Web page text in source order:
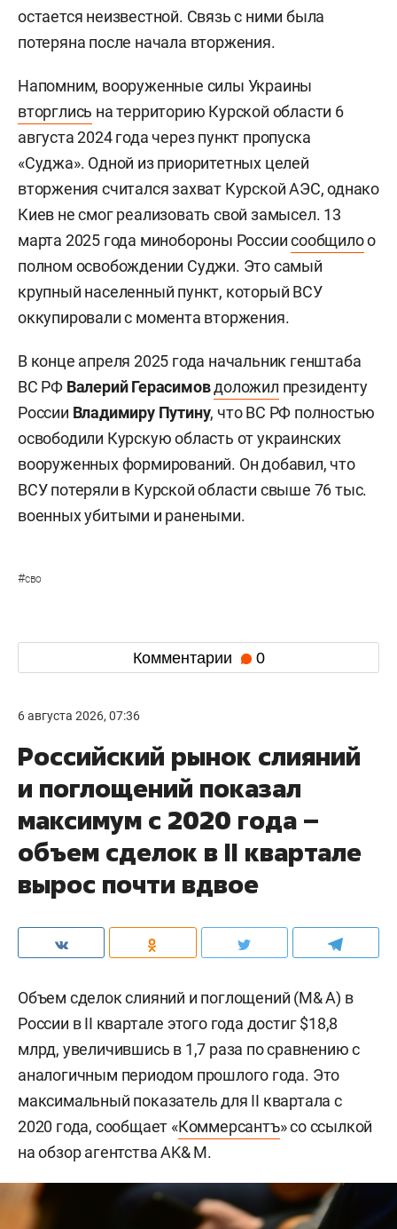
остается неизвестной. Связь с ними была
потеряна после начала вторжения.
Напомним, вооруженные силы Украины
вторглись на территорию Курской области 6
августа 2024 года через пункт пропуска
«Суджа». Одной из приоритетных целей
вторжения считался захват Курской АЭС, однако
Киев не смог реализовать свой замысел. 13
марта 2025 года минобороны Россиисообщилоо
полном освобождении Суджи. Это самый
крупный населенный пункт, который ВСУ
оккупировали с момента вторжения.
В конце апреля 2025 года начальник генштаба
ВС РФ Валерий Герасимовдоложил президенту
России Владимиру Путину, что ВС РФ полностью
освободили Курскую область от украинских
вооруженных формирований. Он добавил, что
ВСУ потеряли в Курской области свыше 76 тыс.
военных убитыми и ранеными.
#сво
Комментарии 0
6 августа 2026, 07:36
Российский рынок слияний
и поглощений показал
максимум с 2020 года –
объем сделок в II квартале
вырос почти вдвое
Объем сделок слияний и поглощений (M& A) в
России в II квартале этого года достиг $18,8
млрд, увеличившись в 1,7 раза по сравнению с
аналогичным периодом прошлого года. Это
максимальный показатель для II квартала с
2020 года, сообщает «Коммерсантъ» со ссылкой
на обзор агентства AK& M.